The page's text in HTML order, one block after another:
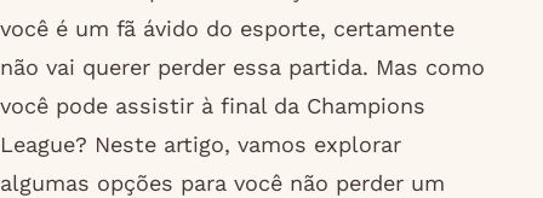
você é um fã ávido do esporte, certamente
não vai querer perder essa partida. Mas como
você pode assistir à final da Champions
League? Neste artigo, vamos explorar
algumas opções para você não perder um